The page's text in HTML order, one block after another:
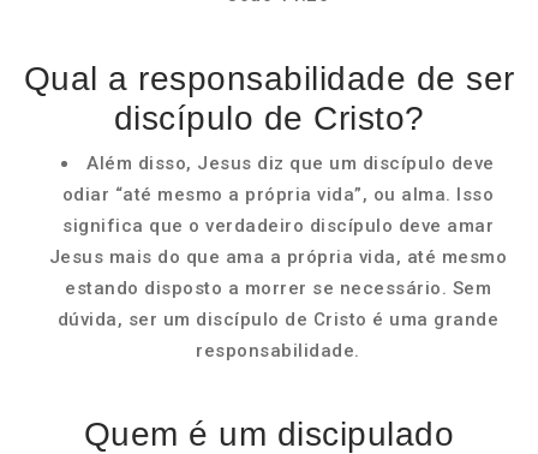
Qual a responsabilidade de ser
discípulo de Cristo?
Além disso, Jesus diz que um discípulo deve
odiar “até mesmo a própria vida”, ou alma. Isso
significa que o verdadeiro discípulo deve amar
Jesus mais do que ama a própria vida, até mesmo
estando disposto a morrer se necessário. Sem
dúvida, ser um discípulo de Cristo é uma grande
responsabilidade.
Quem é um discipulado